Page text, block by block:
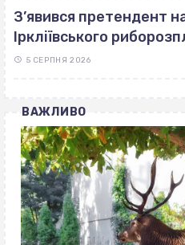
З’явився претендент
Іркліївського
5 СЕРПНЯ 2026
ВАЖЛИВО